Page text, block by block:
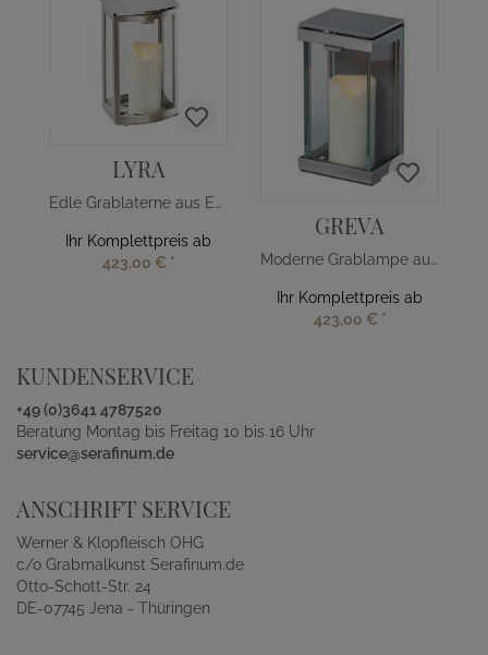
LYRA
Edle Grablaterne aus Edelstahl
Ihr Komplettpreis ab
423,00 € *
GREVA
Moderne Grablampe aus Aluminium
Ihr Komplettpreis ab
423,00 € *
KUNDENSERVICE
+49 (0)3641 4787520
Beratung Montag bis Freitag 10 bis 16 Uhr
service@serafinum.de
ANSCHRIFT SERVICE
Werner & Klopfleisch OHG
c/o Grabmalkunst Serafinum.de
Otto-Schott-Str. 24
DE-07745 Jena - Thüringen